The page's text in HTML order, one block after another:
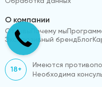
О компании
Отзывы Почему мы
Эксклюзивный брендБлог
18+
Имеются
Необходима